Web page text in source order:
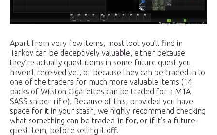
Apart from very few items, most loot you’ll find in
Tarkov can be deceptively valuable, either because
they’re actually quest items in some future quest you
haven’t received yet, or because they can be traded in to
one of the traders for much more valuable items (14
packs of Wilston Cigarettes can be traded for a M1A
SASS sniper rifle). Because of this, provided you have
space for it in your stash, we highly recommend checking
what something can be traded-in for, or if it’s a future
quest item, before selling it off.